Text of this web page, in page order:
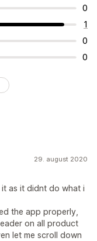
0
1
0
0
29. august 2020
it as it didnt do what i
the app properly,
on all product
let me scroll down